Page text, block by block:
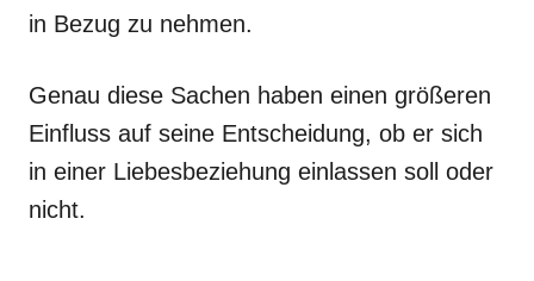
in Bezug zu nehmen.
Genau diese Sachen haben einen größeren
Einfluss auf seine Entscheidung, ob er sich
in einer Liebesbeziehung einlassen soll oder
nicht.